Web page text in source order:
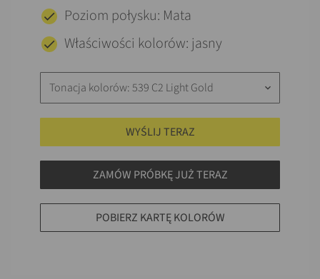
Poziom połysku: Mata
Właściwości kolorów: jasny
Tonacja kolorów: 539 C2 Light Gold keyboard_arrow_down
WYŚLIJ TERAZ
ZAMÓW PRÓBKĘ JUŻ TERAZ
POBIERZ KARTĘ KOLORÓW